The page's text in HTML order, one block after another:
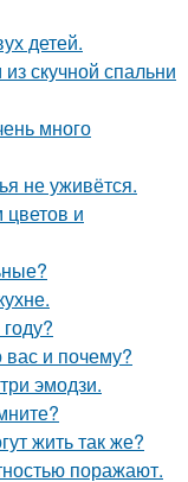
детей.
скучной спальни
много
не уживётся.
и
вас и почему?
эмодзи.
жить так же?
поражают.